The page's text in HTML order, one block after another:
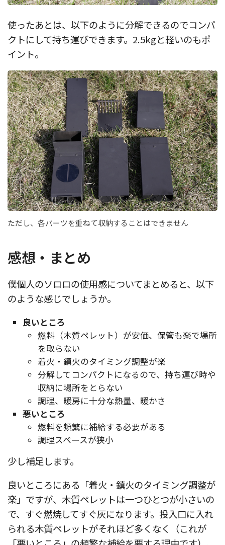
使ったあとは、以下のように分解できるのでコンパ
クトにして持ち運びできます。2.5kgと軽いのもポ
イント。
ただし、各パーツを重ねて収納することはできません
感想・まとめ
僕個人のソロロの使用感についてまとめると、以下
のような感じでしょうか。
良いところ
燃料（木質ペレット）が安価、保管も楽で場所
を取らない
着火・鎮火のタイミング調整が楽
分解してコンパクトになるので、持ち運び時や
収納に場所をとらない
調理、暖房に十分な熱量、暖かさ
悪いところ
燃料を頻繁に補給する必要がある
調理スペースが狭小
少し補足します。
良いところにある「着火・鎮火のタイミング調整が
楽」ですが、木質ペレットは一つひとつが小さいの
で、すぐ燃焼してすぐ灰になります。投入口に入れ
られる木質ペレットがそれほど多くなく（これが